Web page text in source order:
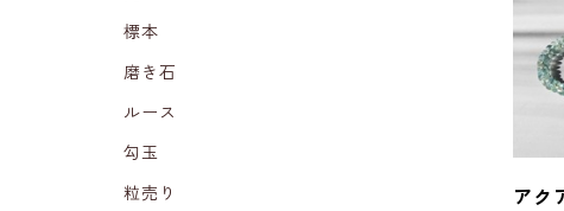
アク
標本
磨き石
ルース
勾玉
粒売り